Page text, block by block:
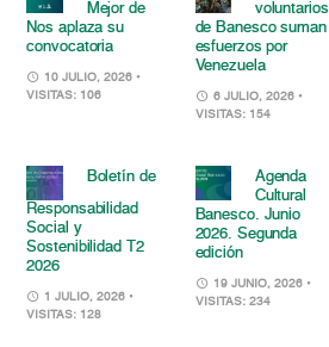
Mejor de
Nos aplaza su
convocatoria
10 JULIO, 2026 •
VISITAS: 106
voluntarios
de Banesco suman
esfuerzos por
Venezuela
6 JULIO, 2026 •
VISITAS: 154
Boletín de
Responsabilidad
Social y
Sostenibilidad T2
2026
1 JULIO, 2026 •
VISITAS: 128
Agenda
Cultural
Banesco. Junio
2026. Segunda
edición
19 JUNIO, 2026 •
VISITAS: 234